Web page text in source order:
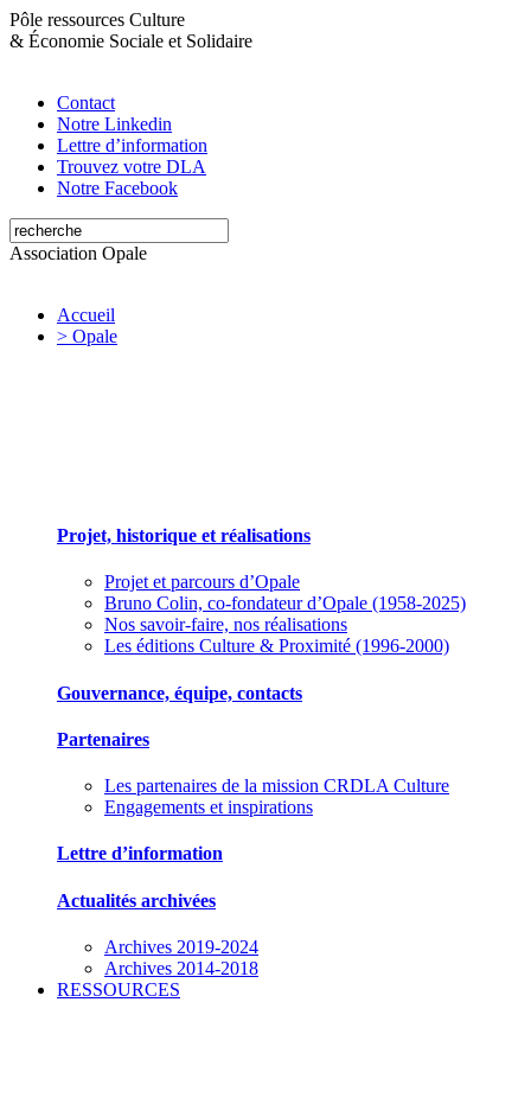
Pôle ressources Culture
& Économie Sociale et Solidaire
Contact
Notre Linkedin
Lettre d’information
Trouvez votre DLA
Notre Facebook
Association Opale
Accueil
> Opale
Projet, historique et réalisations
Projet et parcours d’Opale
Bruno Colin, co-fondateur d’Opale (1958-2025)
Nos savoir-faire, nos réalisations
Les éditions Culture & Proximité (1996-2000)
Gouvernance, équipe, contacts
Partenaires
Les partenaires de la mission CRDLA Culture
Engagements et inspirations
Lettre d’information
Actualités archivées
Archives 2019-2024
Archives 2014-2018
RESSOURCES